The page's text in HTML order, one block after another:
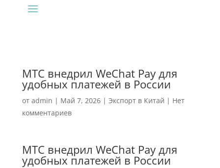
МТС внедрил WeChat Pay для
удобных платежей в России
от admin | Май 7, 2026| Экспорт в Китай | Нет
комментариев
МТС внедрил WeChat Pay для
удобных платежей в России